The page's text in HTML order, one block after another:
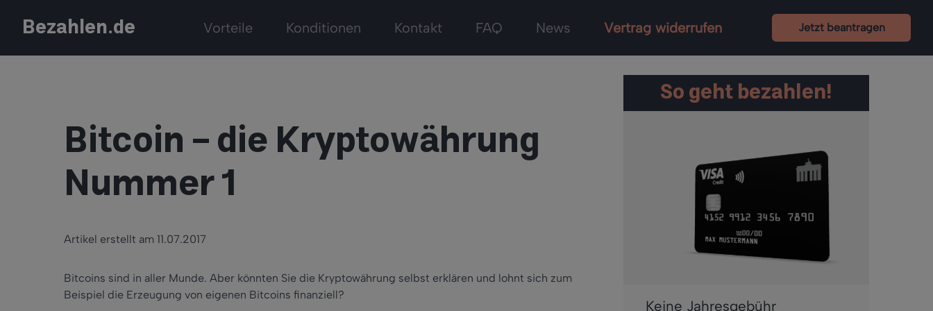
Bezahlen.de Vorteile Konditionen Kontakt FAQ News Vertrag widerrufen Jetzt beantragen
Bitcoin - die Kryptowährung
Nummer 1
Artikel erstellt am 11.07.2017
Bitcoins sind in aller Munde. Aber könnten Sie die Kryptowährung selbst erklären und lohnt sich zum
Beispiel die Erzeugung von eigenen Bitcoins finanziell?
So geht bezahlen!
Keine Jahresgebühr